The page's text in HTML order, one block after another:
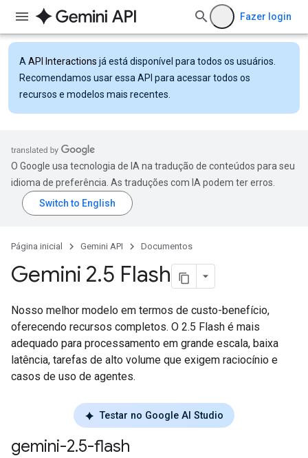
Fazer login
A API Interactions já está disponível para todos os usuários.
Recomendamos usar essa API para acessar todos os
recursos e modelos mais recentes.
O Google usa tecnologia de IA na tradução de conteúdos para seu
idioma de preferência. As traduções com IA podem ter erros.
Página inicial Gemini API Documentos
Gemini 2.5 Flash
Nosso melhor modelo em termos de custo-benefício,
oferecendo recursos completos. O 2.5 Flash é mais
adequado para processamento em grande escala, baixa
latência, tarefas de alto volume que exigem raciocínio e
casos de uso de agentes.
Testar no Google AI Studio
gemini-2.5-flash